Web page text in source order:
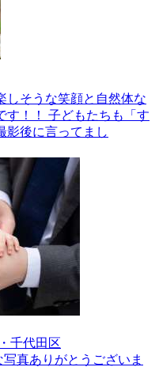
しそうな笑顔と自然体な
す！！ 子どもたちも「す
影後に言ってまし
千代田区
真ありがとうございま